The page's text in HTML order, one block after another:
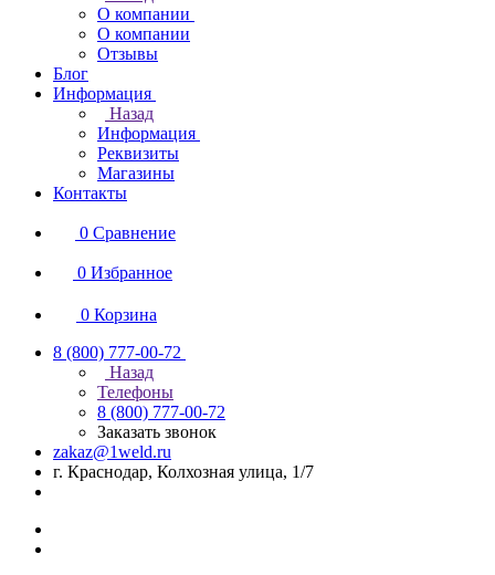
О компании
О компании
Отзывы
Блог
Информация
Назад
Информация
Реквизиты
Магазины
Контакты
0 Сравнение
0 Избранное
0 Корзина
8 (800) 777-00-72
Назад
Телефоны
8 (800) 777-00-72
Заказать звонок
zakaz@1weld.ru
г. Краснодар, Колхозная улица, 1/7